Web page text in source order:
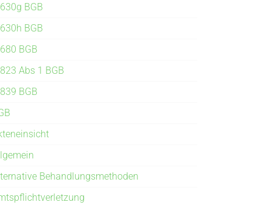
BGB
BGB
BGB
Abs 1 BGB
BGB
Behandlungsmethoden